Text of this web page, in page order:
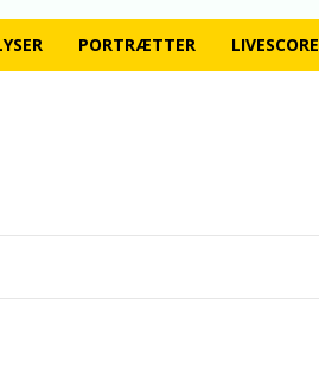
PORTRÆTTER LIVESCORE